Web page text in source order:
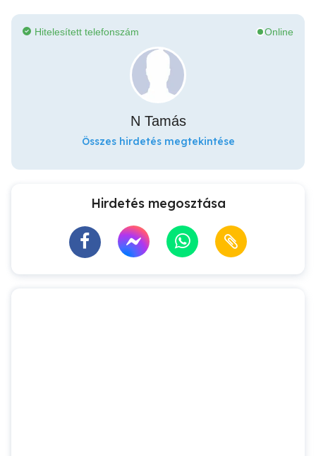
Hitelesített telefonszám Online
N Tamás
Összes hirdetés megtekintése
Hirdetés megosztása